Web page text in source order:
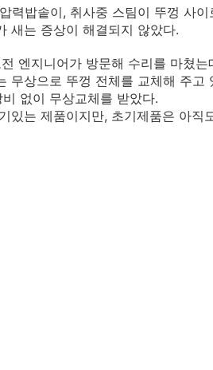
력밥솥이, 취사중 스팀이 뚜껑 사
새는 증상이 해결되지 않았다.
엔지니어가 방문해 수리를 마쳤
무상으로 뚜껑 전체를 교체해 주고
없이 무상교체를 받았다.
있는 제품이지만, 초기제품은 아